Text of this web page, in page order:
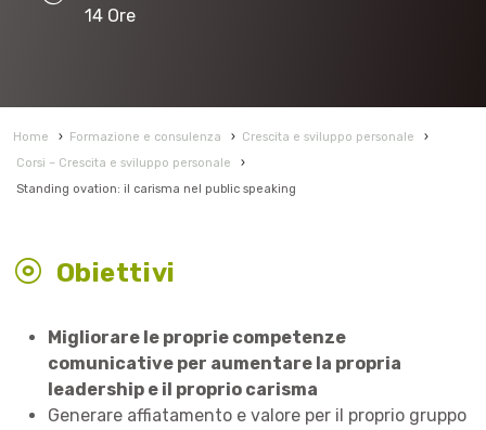
14 Ore
Home › Formazione e consulenza › Crescita e sviluppo personale
›
Corsi – Crescita e sviluppo personale
›
Standing ovation: il carisma nel public speaking
Obiettivi
Migliorare le proprie competenze
comunicative per aumentare la propria
leadership e il proprio carisma
Generare affiatamento e valore per il proprio gruppo